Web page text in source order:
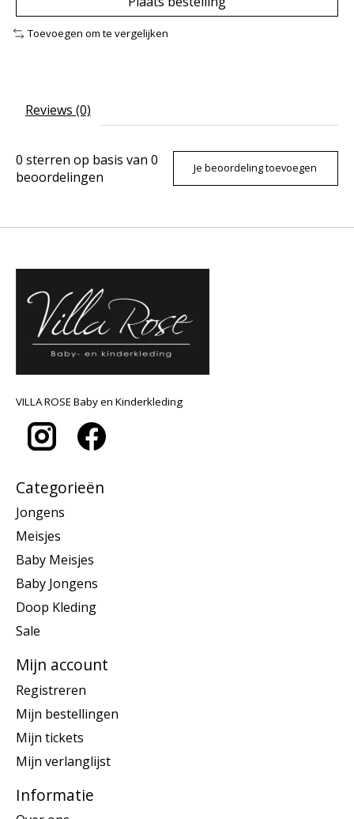
Toevoegen om te vergelijken
Reviews (0)
0 sterren op basis van 0
beoordelingen
Je beoordeling toevoegen
VILLA ROSE Baby en Kinderkleding
Categorieën
Jongens
Meisjes
Baby Meisjes
Baby Jongens
Doop Kleding
Sale
Mijn account
Registreren
Mijn bestellingen
Mijn tickets
Mijn verlanglijst
Informatie